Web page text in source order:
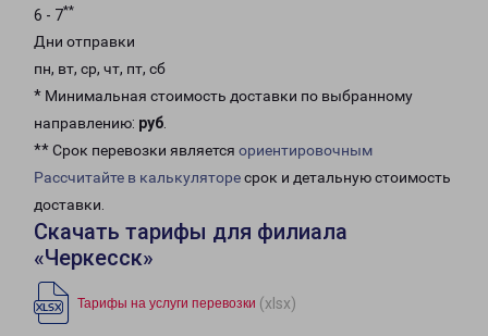
6 - 7**
Дни отправки
пн, вт, ср, чт, пт, сб
* Минимальная стоимость доставки по выбранному
направлению: руб.
** Срок перевозки является ориентировочным
Рассчитайте в калькуляторесрок и детальную стоимость
доставки.
Скачать тарифы для филиала
«Черкесск»
Тарифы на услуги перевозки (xlsx)